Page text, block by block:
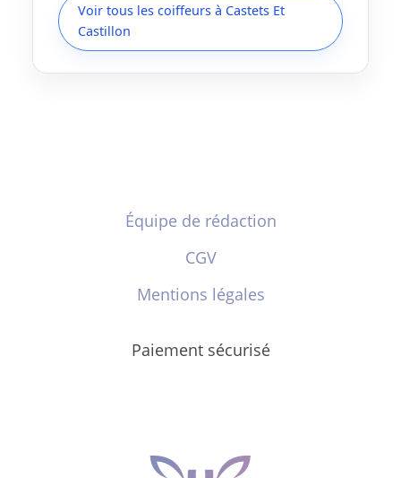
Voir tous les coiffeurs à Castets Et
Castillon
Équipe de rédaction
CGV
Mentions légales
Paiement sécurisé